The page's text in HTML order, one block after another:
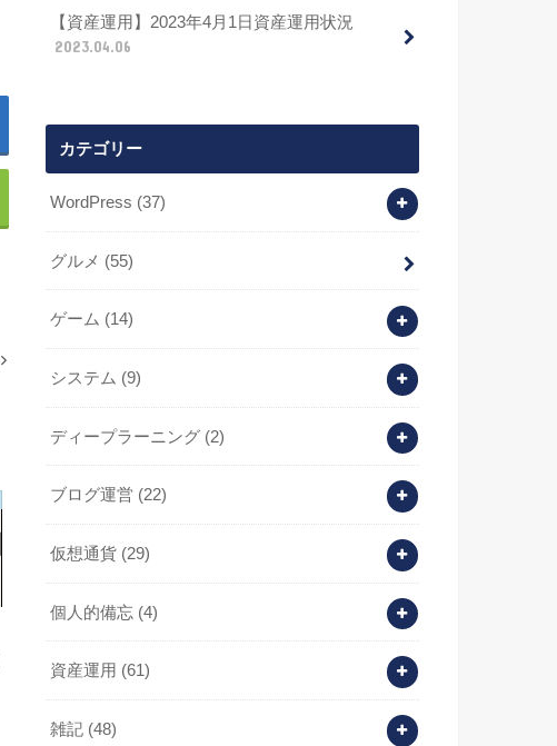
【資産運用】2023年4月1日資産運用状況
2023.04.06
カテゴリー
WordPress (37)
グルメ (55)
ゲーム (14)
システム (9)
ディープラーニング (2)
ブログ運営 (22)
仮想通貨 (29)
個人的備忘 (4)
資産運用 (61)
雑記 (48)